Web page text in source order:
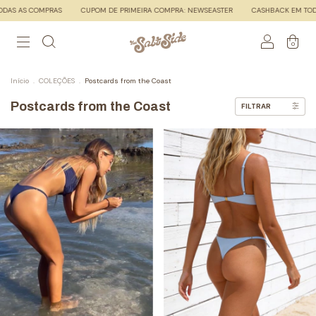
CUPOM DE PRIMEIRA COMPRA: NEWSEASTER CASHBACK EM TODAS AS COMPRAS
0
Início . COLEÇÕES . Postcards from the Coast
Postcards from the Coast FILTRAR